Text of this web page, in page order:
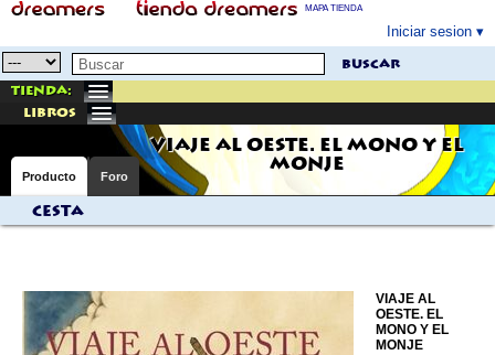
MAPA TIENDA
Iniciar sesion
buscar
Tienda:
libros
VIAJE AL OESTE. EL MONO Y EL
MONJE
Producto Foro
Cesta
VIAJE AL
OESTE. EL
MONO Y EL
MONJE